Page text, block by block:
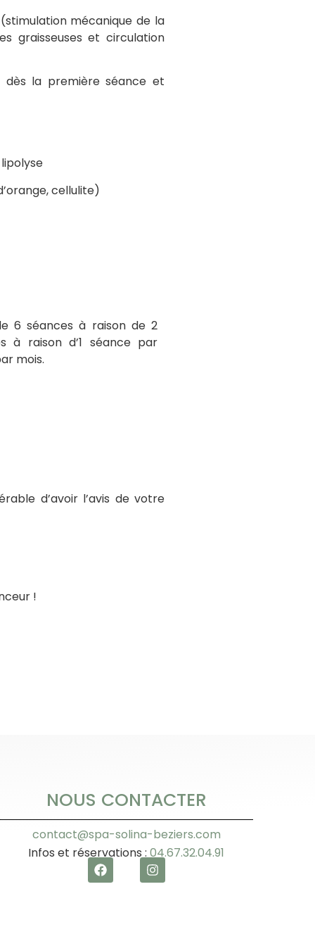
mécanique de la
graisseuses et circulation
dès la première séance et
cellulite)
6 séances à raison de 2
à raison d’1 séance par
mois.
d’avoir l’avis de votre
!
NOUS CONTACTER
contact@spa-solina-beziers.com
Infos et réservations :04.67.32.04.91